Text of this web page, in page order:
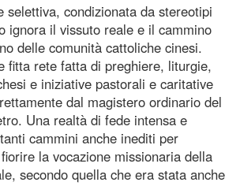
selettiva, condizionata da stereotipi
ignora il vissuto reale e il cammino
delle comunità cattoliche cinesi.
fitta rete fatta di preghiere, liturgie,
e iniziative pastorali e caritative
dal magistero ordinario del
Una realtà di fede intensa e
cammini anche inediti per
la vocazione missionaria della
secondo quella che era stata anche